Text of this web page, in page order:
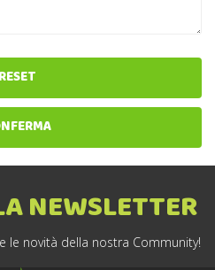
RESET
NEWSLETTER
le novità della nostra Community!